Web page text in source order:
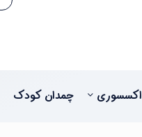
اکسسوری چمدان کودک